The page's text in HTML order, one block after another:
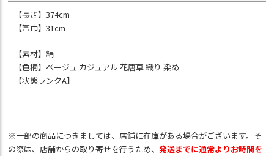
【長さ】374cm
【帯巾】31cm
【素材】絹
【色柄】ベージュ カジュアル 花唐草 織り 染め
【状態ランクA】
※一部の商品につきましては、店舗に在庫がある場合がございます。そ
の際は、店舗からの取り寄せを行うため、発送までに通常よりお時間を